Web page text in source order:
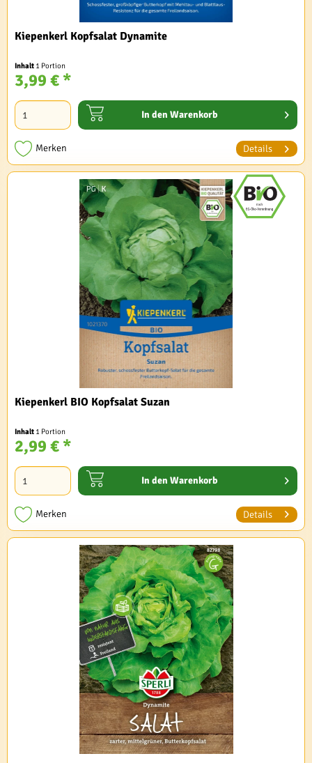
Kiepenkerl Kopfsalat Dynamite
Inhalt 1 Portion
3,99 € *
In den Warenkorb
Merken Details
Kiepenkerl BIO Kopfsalat Suzan
Inhalt 1 Portion
2,99 € *
In den Warenkorb
Merken Details